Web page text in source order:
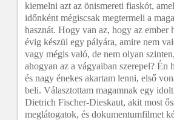
kiemelni azt az önismereti fiaskót,
időnként mégiscsak megtermeli a maga
hasznát. Hogy van az, hogy az ember
évig készül egy pályára, amire nem
vagy mégis való, de nem olyan
ahogyan az a vágyaiban szerepel? Én
és nagy énekes akartam lenni, első
beli. Választottam magamnak egy
Dietrich Fischer-Dieskaut, akit most
meglátogatok, és dokumentumfilmet